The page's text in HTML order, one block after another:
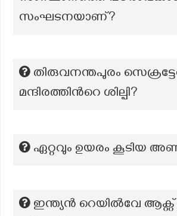
സംഘടനയാണ്?
തിരുവനന്തപുരം
മന്ദിരത്തിന്‍റെ ശില്പി?
ഏറ്റവും ഉയരം കൂടിയ
ഇന്ത്യൻ റെയിൽവേ